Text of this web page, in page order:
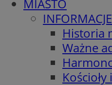
MIASTO
Historia
Ważne